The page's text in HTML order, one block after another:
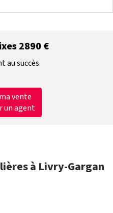
2890 €
au succès
vente
un agent
à Livry-Gargan